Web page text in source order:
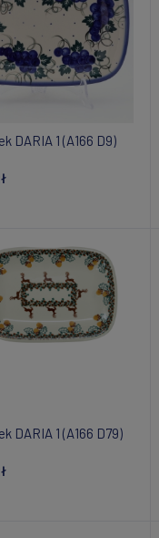
DARIA 1 (A166 D9)
DARIA 1 (A166 D79)